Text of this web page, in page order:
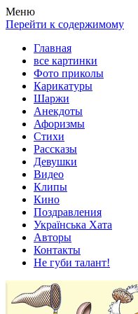
Весела хата —
Покажем всем ваши фото
Меню
Перейти к содержимому
Главная
все картинки
Фото приколы
Карикатуры
Шаржи
Анекдоты
Афоризмы
Стихи
Рассказы
Девушки
Видео
Клипы
Кино
Поздравления
Українська Хата
Авторы
Контакты
Не губи талант!